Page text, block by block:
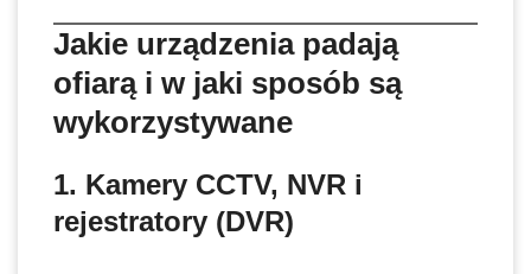
Jakie urządzenia padają
ofiarą i w jaki sposób są
wykorzystywane
1. Kamery CCTV, NVR i
rejestratory (DVR)